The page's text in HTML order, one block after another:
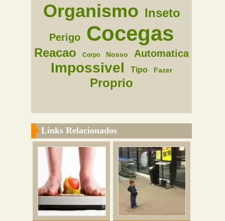
Organismo Inseto
Perigo Cocegas
Reacao Corpo Nosso Automatica
Impossivel Tipo Fazer
Proprio
Links Relacionados